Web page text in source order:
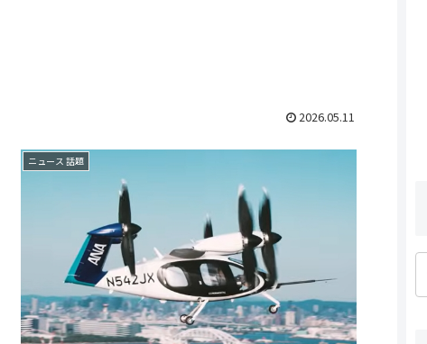
2026.05.11
ニュース 話題